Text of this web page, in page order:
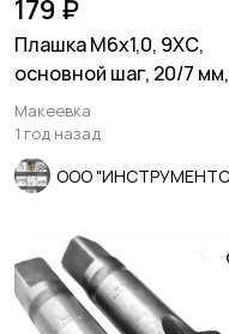
179 ₽
Плашка М6х1,0, 9ХС,
основной шаг, 20/7 мм,
ГОСТ 7740-71.
Макеевка
1 год назад